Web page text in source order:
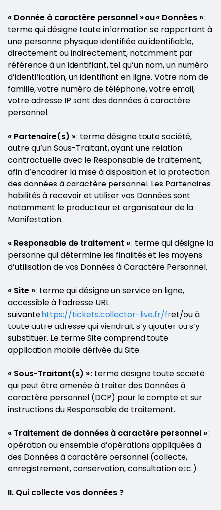
« Donnée à caractère personnel » ou « Données »:
terme qui désigne toute information se rapportant à
une personne physique identifiée ou identifiable,
directement ou indirectement, notamment par
référence à un identifiant, tel qu’un nom, un numéro
d’identification, un identifiant en ligne. Votre nom de
famille, votre numéro de téléphone, votre email,
votre adresse IP sont des données à caractère
personnel.
« Partenaire(s) »: terme désigne toute société,
autre qu’un Sous-Traitant, ayant une relation
contractuelle avec le Responsable de traitement,
afin d’encadrer la mise à disposition et la protection
des données à caractère personnel. Les Partenaires
habilités à recevoir et utiliser vos Données sont
notamment le producteur et organisateur de la
Manifestation.
« Responsable de traitement »: terme qui désigne la
personne qui détermine les finalités et les moyens
d’utilisation de vos Données à Caractère Personnel.
« Site »: terme qui désigne un service en ligne,
accessible à l’adresse URL
suivantehttps://tickets.collector-live.fr/fret/ou à
toute autre adresse qui viendrait s’y ajouter ou s’y
substituer. Le terme Site comprend toute
application mobile dérivée du Site.
« Sous-Traitant(s) »: terme désigne toute société
qui peut être amenée à traiter des Données à
caractère personnel (DCP) pour le compte et sur
instructions du Responsable de traitement.
« Traitement de données à caractère personnel »:
opération ou ensemble d’opérations appliquées à
des Données à caractère personnel (collecte,
enregistrement, conservation, consultation etc.)
II. Qui collecte vos données ?